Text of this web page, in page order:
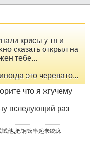
крисы у тя и
сказать открыл на
тебе...
это черевато...
что я жгучему
вследующий раз
试他,把铜钱串起来绕床